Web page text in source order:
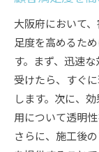
大阪府において
足度を高めるた
す。まず、迅速
受けたら、すぐ
します。次に、
用について透明
さらに、施工後